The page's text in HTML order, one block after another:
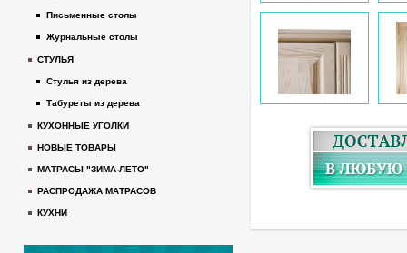
Письменные столы
Журнальные столы
СТУЛЬЯ
Стулья из дерева
Табуреты из дерева
КУХОННЫЕ УГОЛКИ
НОВЫЕ ТОВАРЫ
МАТРАСЫ "ЗИМА-ЛЕТО"
РАСПРОДАЖА МАТРАСОВ
КУХНИ